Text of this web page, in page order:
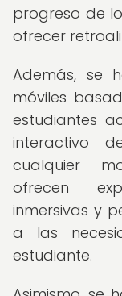
progreso de
ofrecer
Además, se
móviles
estudiantes
interactivo
cualquier
ofrecen
inmersivas y
a las
estudiante.